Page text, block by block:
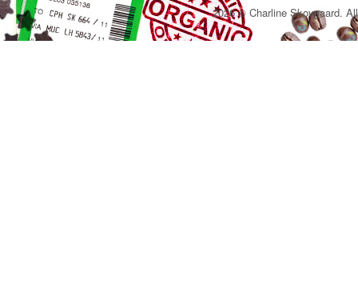
2026 © Charline Skovgaard.